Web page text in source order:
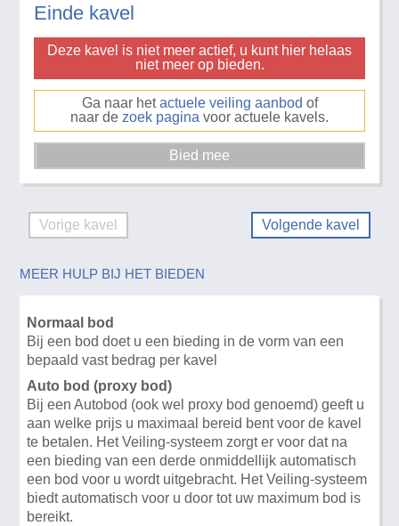
Einde kavel
Deze kavel is niet meer actief, u kunt hier helaas
niet meer op bieden.
Ga naar hetactuele veiling aanbod of
naar de zoek pagina voor actuele kavels.
Vorige kavel Volgende kavel
MEER HULP BIJ HET BIEDEN
Normaal bod
Bij een bod doet u een bieding in de vorm van een
bepaald vast bedrag per kavel
Auto bod (proxy bod)
Bij een Autobod (ook wel proxy bod genoemd) geeft u
aan welke prijs u maximaal bereid bent voor de kavel
te betalen. Het Veiling-systeem zorgt er voor dat na
een bieding van een derde onmiddellijk automatisch
een bod voor u wordt uitgebracht. Het Veiling-systeem
biedt automatisch voor u door tot uw maximum bod is
bereikt.